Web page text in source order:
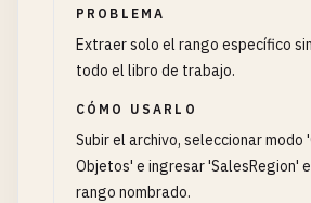
PROBLEMA
Extraer solo el rango específico
todo el libro de trabajo.
CÓMO USARLO
Subir el archivo, seleccionar modo
Objetos' e ingresar 'SalesRegion'
rango nombrado.